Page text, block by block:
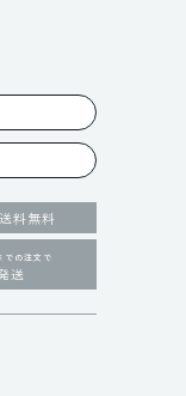
送料無料
での注文で
送